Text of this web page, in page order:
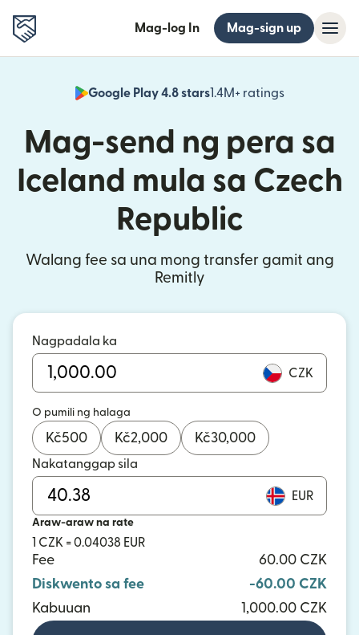
Mag-log In Mag-sign up
Google Play 4.8 stars1.4M+ ratings
(bubukas
Mag-send ng pera sa
Iceland mula sa Czech
Republic
Walang fee sa una mong transfer gamit ang
Remitly
Nagpadala ka
CZK
O pumili ng halaga
Kč500 Kč2,000 Kč30,000
Nakatanggap sila
EUR
Araw-araw na rate
1 CZK = 0.04038 EUR
Fee
60.00 CZK
Diskwento sa fee
-60.00 CZK
Kabuuan
1,000.00 CZK